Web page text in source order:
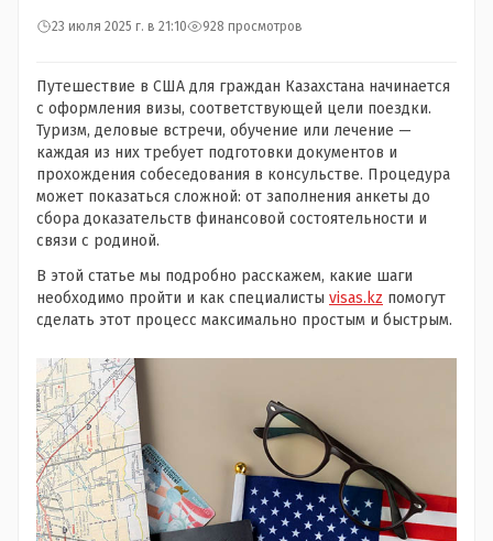
23 июля 2025 г. в 21:10 928 просмотров
Путешествие в США для граждан Казахстана начинается
с оформления визы, соответствующей цели поездки.
Туризм, деловые встречи, обучение или лечение —
каждая из них требует подготовки документов и
прохождения собеседования в консульстве. Процедура
может показаться сложной: от заполнения анкеты до
сбора доказательств финансовой состоятельности и
связи с родиной.
В этой статье мы подробно расскажем, какие шаги
необходимо пройти и как специалисты visas.kz помогут
сделать этот процесс максимально простым и быстрым.